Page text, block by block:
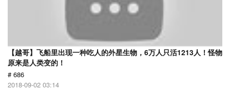
【越哥】飞船里出现一种吃人的外星生物，6万人只活1213人！怪物
原来是人类变的！
# 686
2018-09-02 03:14